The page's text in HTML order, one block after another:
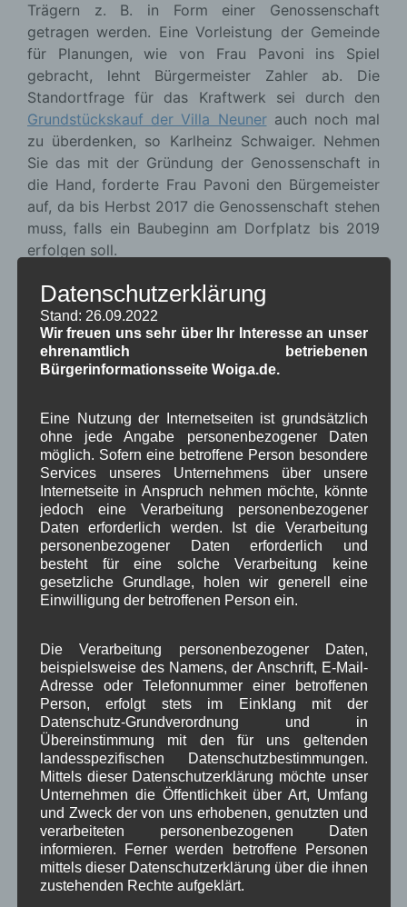
Trägern z. B. in Form einer Genossenschaft
getragen werden. Eine Vorleistung der Gemeinde
für Planungen, wie von Frau Pavoni ins Spiel
gebracht, lehnt Bürgermeister Zahler ab. Die
Standortfrage für das Kraftwerk sei durch den
Grundstückskauf der Villa Neunerauch noch mal
zu überdenken, so Karlheinz Schwaiger. Nehmen
Sie das mit der Gründung der Genossenschaft in
die Hand, forderte Frau Pavoni den Bürgemeister
auf, da bis Herbst 2017 die Genossenschaft stehen
muss, falls ein Baubeginn am Dorfplatz bis 2019
erfolgen soll.
Fußweg Hölle:
Der neue Fußweg an der Hölle ist auf den letzten
Metern im oberen Teil zu steil. (Bilder vom Fußweg
an der Hölle). Vom Landespfleger gebe es einen
Vorschlag, wie auf der Brachfläche neben dem
der Steilstelle angelegt werden kann, so Frau
Pavoni. Hr. Johann Neuner merkte an, dass der
Weg im Winter nicht mit dem Fahrzeug geräumt
werden kann und Hr. Berwein ergänzte, dass ein
neuer Platz das Problem mit dem zu steilen Weg
nicht löst. Vorstand Walter Brackenhofer sieht
Probleme bei der Pflege eines Alpengartens und
verweist auf den ungepflegten Zustand der
Bepflanzung zwischen den Parkplätzen am Haus
des Gastes. Bürgermeister Zahler möchte bei
wie sich bei kalkulierten Baukosten von ca. 7.000
bis 8.500 Euro die Steilstelle entschärfen ließe.
TOP 2:
Nächste Projekte der Dorferneuerung:
Frau Pavoni fragte nach Vorschlägen, was in der
Dorferneuerung als nächstes angepackt werden
soll. Der Bürgermeister gab einen Vorschlag von
Albert Neuner (Hackl) weiter, dass man sich mit
der Entschleunigung des Verkehrs auf der B11
beschäftigen soll. Diskussion entstand darüber, ob
solche Maßnahmen zur Verringerung der
Datenschutzerklärung
Stand: 26.09.2022
Wir freuen uns sehr über Ihr Interesse an unser
ehrenamtlich betriebenen
Bürgerinformationsseite Woiga.de.
Eine Nutzung der Internetseiten ist grundsätzlich
ohne jede Angabe personenbezogener Daten
möglich. Sofern eine betroffene Person besondere
Services unseres Unternehmens über unsere
Internetseite in Anspruch nehmen möchte, könnte
jedoch eine Verarbeitung personenbezogener
Daten erforderlich werden. Ist die Verarbeitung
personenbezogener Daten erforderlich und
besteht für eine solche Verarbeitung keine
gesetzliche Grundlage, holen wir generell eine
Einwilligung der betroffenen Person ein.
Die Verarbeitung personenbezogener Daten,
beispielsweise des Namens, der Anschrift, E-Mail-
Adresse oder Telefonnummer einer betroffenen
Person, erfolgt stets im Einklang mit der
Datenschutz-Grundverordnung und in
Übereinstimmung mit den für uns geltenden
landesspezifischen Datenschutzbestimmungen.
Mittels dieser Datenschutzerklärung möchte unser
Unternehmen die Öffentlichkeit über Art, Umfang
und Zweck der von uns erhobenen, genutzten und
verarbeiteten personenbezogenen Daten
informieren. Ferner werden betroffene Personen
mittels dieser Datenschutzerklärung über die ihnen
zustehenden Rechte aufgeklärt.